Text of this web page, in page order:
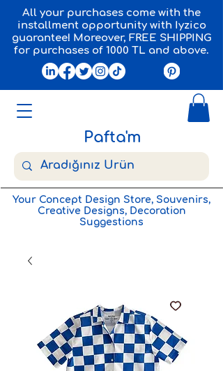
Pafta'm
All your purchases come with the
installment opportunity with Iyzico
guarantee! Moreover, FREE SHIPPING
for purchases of 1000 TL and above.
Your Concept Design Store, Souvenirs,
Creative Designs, Decoration
Suggestions